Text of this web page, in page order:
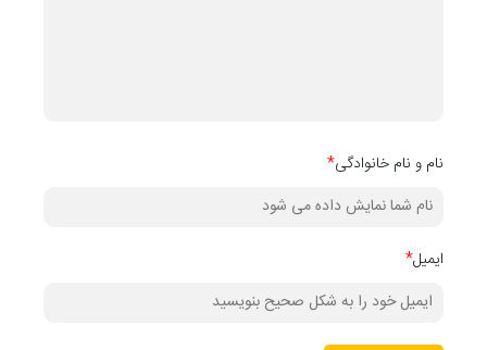
نام و نام خانوادگی*
ایمیل*